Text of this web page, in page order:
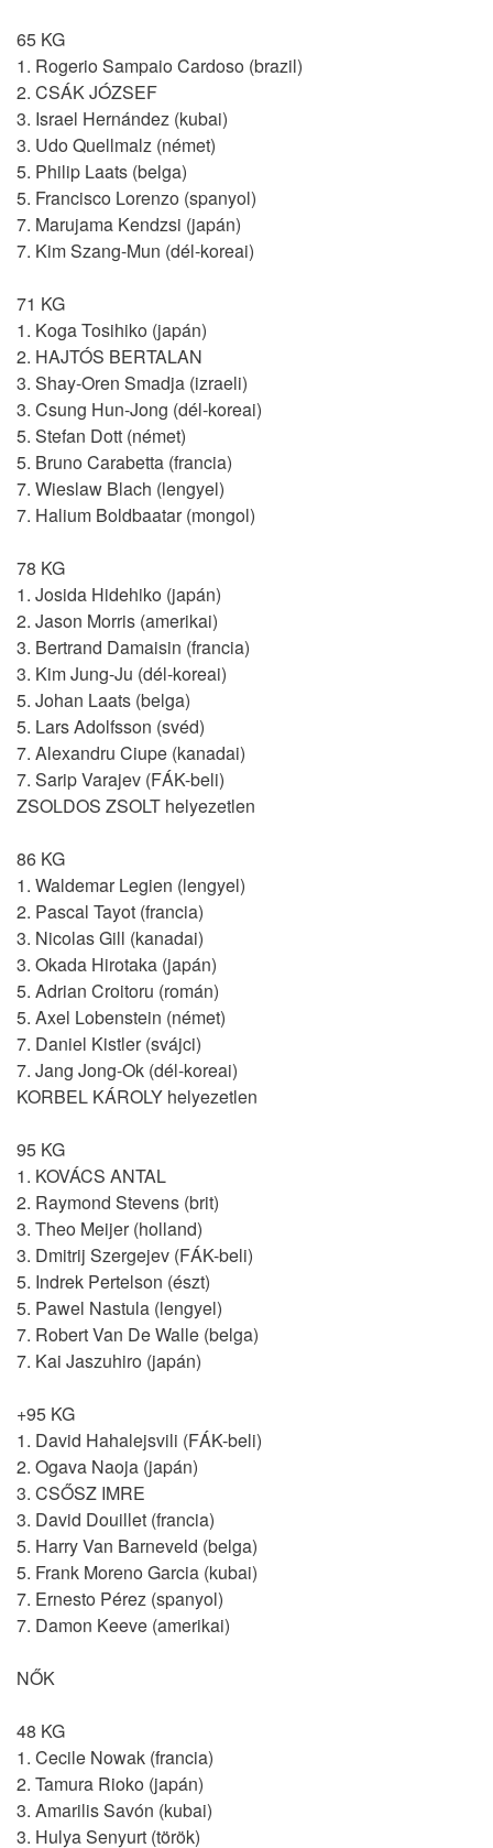
65 KG
1. Rogerio Sampaio Cardoso (brazil)
2. CSÁK JÓZSEF
3. Israel Hernández (kubai)
3. Udo Quellmalz (német)
5. Philip Laats (belga)
5. Francisco Lorenzo (spanyol)
7. Marujama Kendzsi (japán)
7. Kim Szang-Mun (dél-koreai)
71 KG
1. Koga Tosihiko (japán)
2. HAJTÓS BERTALAN
3. Shay-Oren Smadja (izraeli)
3. Csung Hun-Jong (dél-koreai)
5. Stefan Dott (német)
5. Bruno Carabetta (francia)
7. Wieslaw Blach (lengyel)
7. Halium Boldbaatar (mongol)
78 KG
1. Josida Hidehiko (japán)
2. Jason Morris (amerikai)
3. Bertrand Damaisin (francia)
3. Kim Jung-Ju (dél-koreai)
5. Johan Laats (belga)
5. Lars Adolfsson (svéd)
7. Alexandru Ciupe (kanadai)
7. Sarip Varajev (FÁK-beli)
ZSOLDOS ZSOLT helyezetlen
86 KG
1. Waldemar Legien (lengyel)
2. Pascal Tayot (francia)
3. Nicolas Gill (kanadai)
3. Okada Hirotaka (japán)
5. Adrian Croitoru (román)
5. Axel Lobenstein (német)
7. Daniel Kistler (svájci)
7. Jang Jong-Ok (dél-koreai)
KORBEL KÁROLY helyezetlen
95 KG
1. KOVÁCS ANTAL
2. Raymond Stevens (brit)
3. Theo Meijer (holland)
3. Dmitrij Szergejev (FÁK-beli)
5. Indrek Pertelson (észt)
5. Pawel Nastula (lengyel)
7. Robert Van De Walle (belga)
7. Kai Jaszuhiro (japán)
+95 KG
1. David Hahalejsvili (FÁK-beli)
2. Ogava Naoja (japán)
3. CSŐSZ IMRE
3. David Douillet (francia)
5. Harry Van Barneveld (belga)
5. Frank Moreno Garcia (kubai)
7. Ernesto Pérez (spanyol)
7. Damon Keeve (amerikai)
NŐK
48 KG
1. Cecile Nowak (francia)
2. Tamura Rioko (japán)
3. Amarilis Savón (kubai)
3. Hulya Senyurt (török)